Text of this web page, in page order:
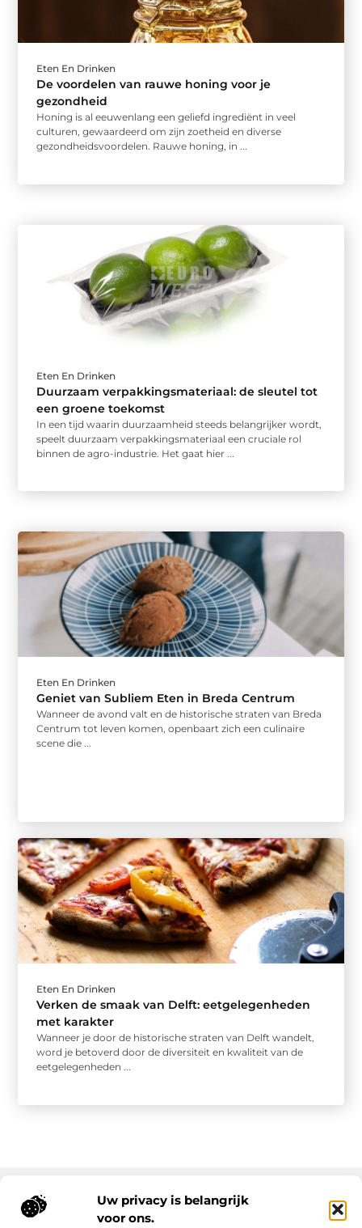
Uw privacy is belangrijk
voor ons.
Eten En Drinken
De voordelen van rauwe honing voor je
gezondheid
Honing is al eeuwenlang een geliefd ingrediënt in veel
culturen, gewaardeerd om zijn zoetheid en diverse
gezondheidsvoordelen. Rauwe honing, in ...
Eten En Drinken
Duurzaam verpakkingsmateriaal: de sleutel tot
een groene toekomst
In een tijd waarin duurzaamheid steeds belangrijker wordt,
speelt duurzaam verpakkingsmateriaal een cruciale rol
binnen de agro-industrie. Het gaat hier ...
Eten En Drinken
Geniet van Subliem Eten in Breda Centrum
Wanneer de avond valt en de historische straten van Breda
Centrum tot leven komen, openbaart zich een culinaire
scene die ...
Eten En Drinken
Verken de smaak van Delft: eetgelegenheden
met karakter
Wanneer je door de historische straten van Delft wandelt,
word je betoverd door de diversiteit en kwaliteit van de
eetgelegenheden ...
Onze informatie